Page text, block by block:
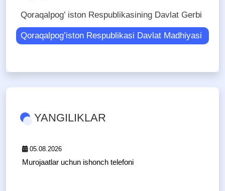
Qoraqalpog’ iston Respublikasining Davlat Gerbi
Qoraqalpog’iston Respublikasi Davlat Madhiyasi
YANGILIKLAR
05.08.2026
Murojaatlar uchun ishonch telefoni